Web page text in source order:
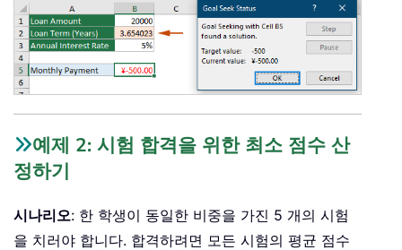
예제 2: 시험 합격을 위한 최소 점수 산
정하기
시나리오: 한 학생이 동일한 비중을 가진 5 개의 시험
을 치러야 합니다. 합격하려면 모든 시험의 평균 점수